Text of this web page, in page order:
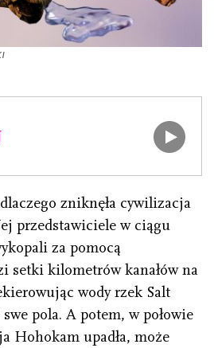
zniknęła cywilizacja
przedstawiciele w ciągu
za pomocą
setki kilometrów kanałów na
wody rzek Salt
pola. A potem, w połowie
Hohokam upadła, może